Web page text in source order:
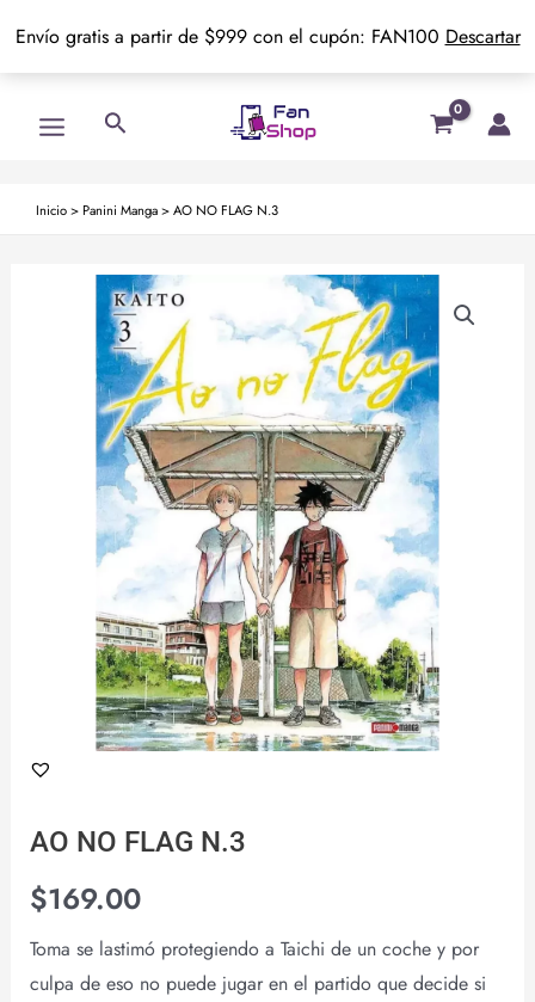
Envío gratis a partir de $999 con el cupón: FAN100 Descartar
Menu
Buscar
Inicio> Panini Manga>AO NO FLAG N.3
AO NO FLAG N.3
$169.00
Toma se lastimó protegiendo a Taichi de un coche y por
culpa de eso no puede jugar en el partido que decide si